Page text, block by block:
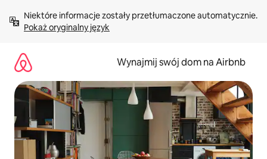
treści Pokaż oryginalny język
Wynajmij swój dom na Airbnb